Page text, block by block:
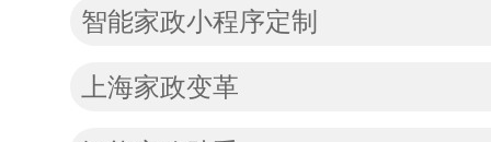
智能家政小程序定制
上海家政变革